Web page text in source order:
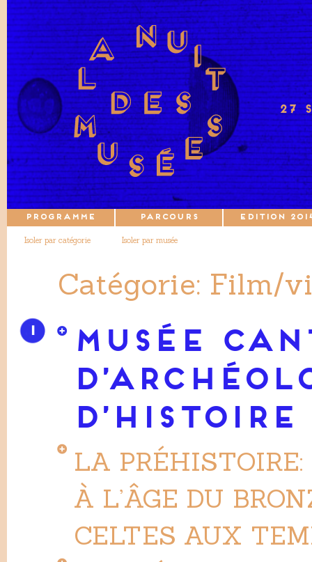
27
PROGRAMME PARCOURS EDITION
Isoler par musée
Isoler par catégorie
Catégorie: Film/
1
MUSÉE
D’HISTOIRE
LA
À L’ÂGE DU
CELTES AUX